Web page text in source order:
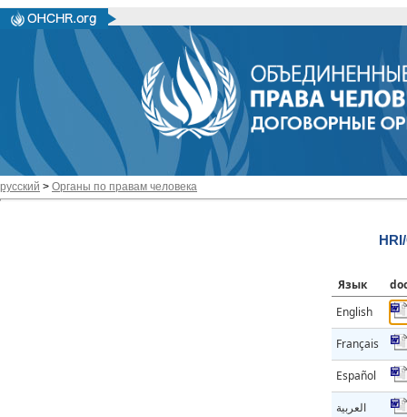
русский > Органы по правам человека
Язык
English
Français
Español
العربية